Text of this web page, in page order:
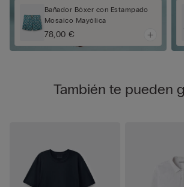
Bañador Bóxer con Estampado
Mosaico Mayólica
78,00 €
También te pueden